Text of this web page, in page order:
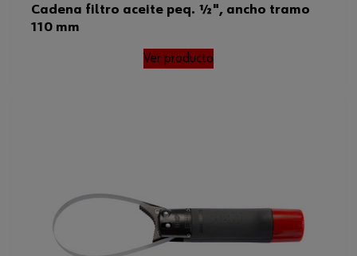
Cadena filtro aceite peq. ½", ancho tramo
110 mm
Ver producto